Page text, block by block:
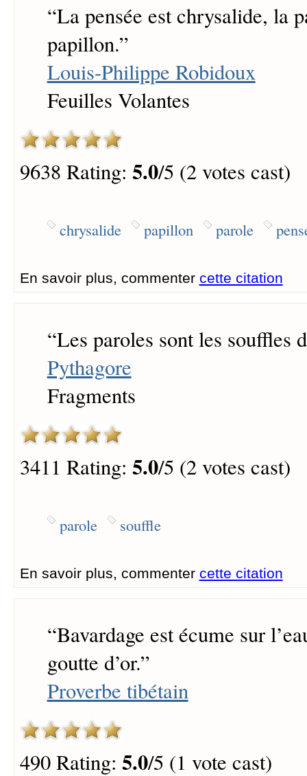
“La pensée est chrysalide, la
papillon.”
Louis-Philippe Robidoux
Feuilles Volantes
9638 Rating: 5.0/5 (2 votes cast)
chrysalide papillon parole
En savoir plus, commenter cette citation
“Les paroles sont les souffles
Pythagore
Fragments
3411 Rating: 5.0/5 (2 votes cast)
parole souffle
En savoir plus, commenter cette citation
“Bavardage est écume sur
goutte d’or.”
Proverbe tibétain
490 Rating: 5.0/5 (1 vote cast)